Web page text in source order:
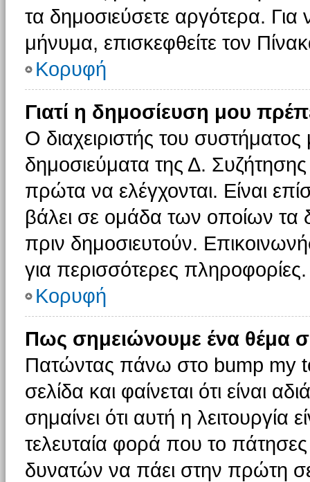
τα δημοσιεύσετε αργότερα.
μήνυμα, επισκεφθείτε τον
Κορυφή
Γιατί η δημοσίευση μου
Ο διαχειριστής του συστήματος
δημοσιεύματα της Δ.
πρώτα να ελέγχονται. Είναι
βάλει σε ομάδα των οποίων τα
πριν δημοσιευτούν.
για περισσότερες πληροφορίες.
Κορυφή
Πως σημειώνουμε ένα θέμα
Πατώντας πάνω στο bump my
σελίδα και φαίνεται ότι είναι
σημαίνει ότι αυτή η λειτουργία
τελευταία φορά που το πάτησες
δυνατών να πάει στην πρώτη